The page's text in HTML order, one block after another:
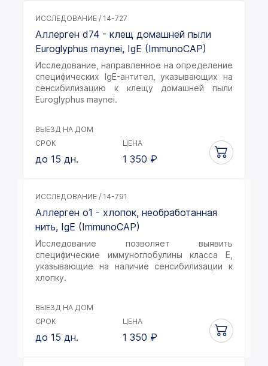
ИССЛЕДОВАНИЕ / 14-727
Аллерген d74 - клещ домашней пыли
Euroglyphus maynei, IgE (ImmunoCAP)
Исследование, направленное на определение
специфических IgE-антител, указывающих на
сенсибилизацию к клещу домашней пыли
Euroglyphus maynei.
ВЫЕЗД НА ДОМ
СРОК
до 15 дн.
ЦЕНА
1 350 ₽
ИССЛЕДОВАНИЕ / 14-791
Аллерген o1 - хлопок, необработанная
нить, IgE (ImmunoCAP)
Исследование позволяет выявить
специфические иммуноглобулины класса Е,
указывающие на наличие сенсибилизации к
хлопку.
ВЫЕЗД НА ДОМ
СРОК
до 15 дн.
ЦЕНА
1 350 ₽